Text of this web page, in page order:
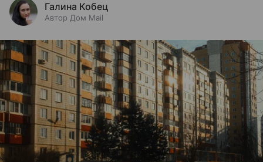
Галина Кобец
Автор Дом Mail